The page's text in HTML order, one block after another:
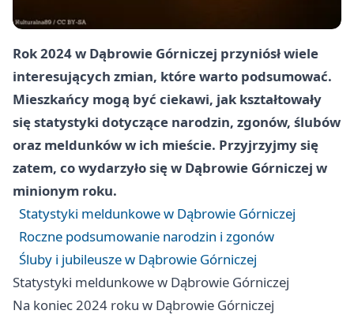
Rok 2024 w Dąbrowie Górniczej przyniósł wiele
interesujących zmian, które warto podsumować.
Mieszkańcy mogą być ciekawi, jak kształtowały
się statystyki dotyczące narodzin, zgonów, ślubów
oraz meldunków w ich mieście. Przyjrzyjmy się
zatem, co wydarzyło się w Dąbrowie Górniczej w
minionym roku.
Statystyki meldunkowe w Dąbrowie Górniczej
Roczne podsumowanie narodzin i zgonów
Śluby i jubileusze w Dąbrowie Górniczej
Statystyki meldunkowe w Dąbrowie Górniczej
Na koniec 2024 roku w Dąbrowie Górniczej